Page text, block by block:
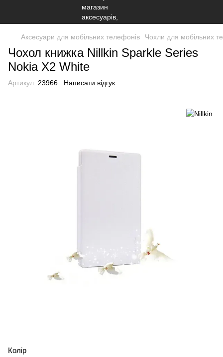
Аксесуари для мобільних телефонів Чохли для мобільних
Чохол книжка Nillkin Sparkle Series
Nokia X2 White
Артикул: 23966 Написати відгук
Колір